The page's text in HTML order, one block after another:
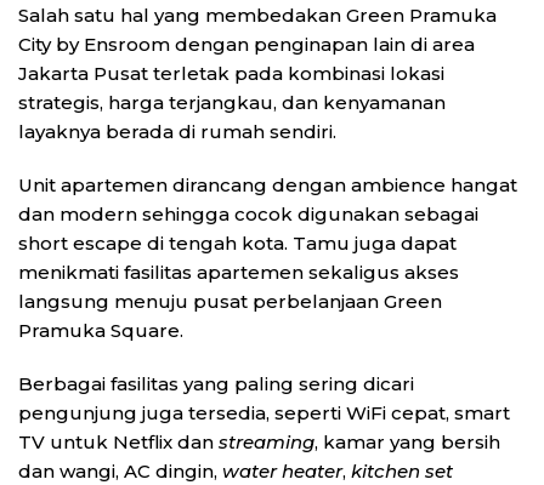
Salah satu hal yang membedakan Green Pramuka
City by Ensroom dengan penginapan lain di area
Jakarta Pusat terletak pada kombinasi lokasi
strategis, harga terjangkau, dan kenyamanan
layaknya berada di rumah sendiri.
Unit apartemen dirancang dengan ambience hangat
dan modern sehingga cocok digunakan sebagai
short escape di tengah kota. Tamu juga dapat
menikmati fasilitas apartemen sekaligus akses
langsung menuju pusat perbelanjaan Green
Pramuka Square.
Berbagai fasilitas yang paling sering dicari
pengunjung juga tersedia, seperti WiFi cepat, smart
TV untuk Netflix dan streaming, kamar yang bersih
dan wangi, AC dingin, water heater, kitchen set